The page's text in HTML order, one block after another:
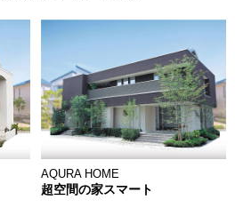
AQURA HOME
超空間の家スマート